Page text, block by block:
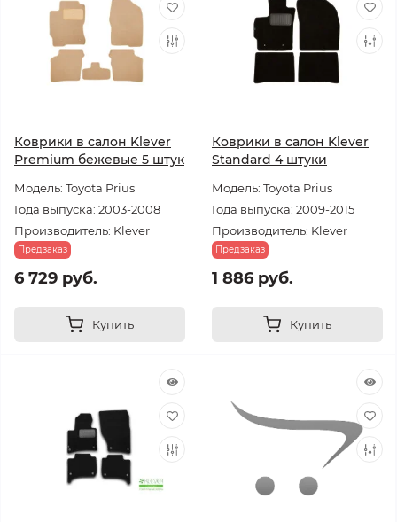
Коврики в салон Klever
Premium бежевые 5 штук
Модель: Toyota Prius
Года выпуска: 2003-2008
Производитель: Klever
Предзаказ
6 729 руб.
Купить
Коврики в салон Klever
Standard 4 штуки
Модель: Toyota Prius
Года выпуска: 2009-2015
Производитель: Klever
Предзаказ
1 886 руб.
Купить